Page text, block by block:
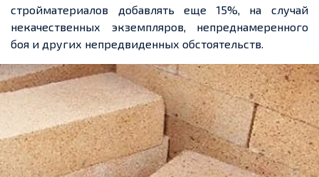
стройматериалов добавлятьеще 15%, наслучай
некачественных экземпляров, непреднамеренного
боя и других непредвиденных обстоятельств